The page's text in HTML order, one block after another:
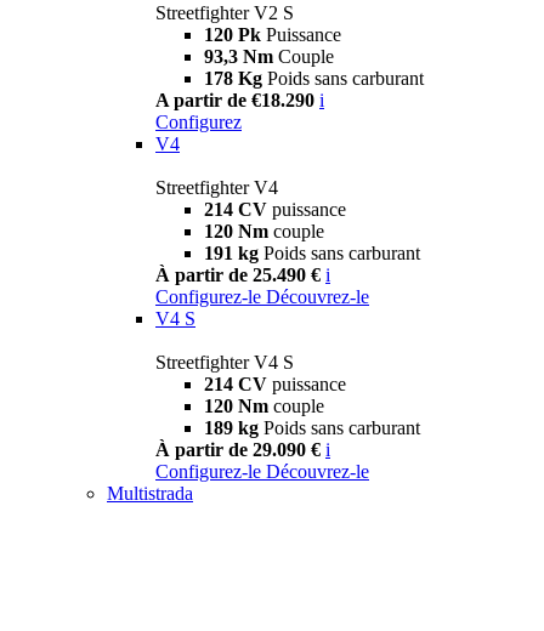
Streetfighter V2 S
120 Pk Puissance
93,3 Nm Couple
178 Kg Poids sans carburant
A partir de €18.290 i
Configurez
V4
Streetfighter V4
214 CV puissance
120 Nm couple
191 kg Poids sans carburant
À partir de 25.490 € i
Configurez-le Découvrez-le
V4 S
Streetfighter V4 S
214 CV puissance
120 Nm couple
189 kg Poids sans carburant
À partir de 29.090 € i
Configurez-le Découvrez-le
Multistrada